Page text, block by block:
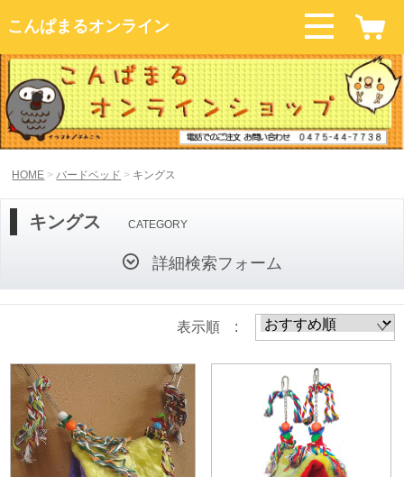
こんぱまるオンライン
HOME バードベッド キングス
キングス CATEGORY
詳細検索フォーム
表示順 :